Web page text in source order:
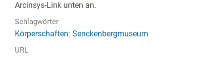
Arcinsys-Link unten an.
Schlagwörter
Körperschaften: Senckenbergmuseum
URL